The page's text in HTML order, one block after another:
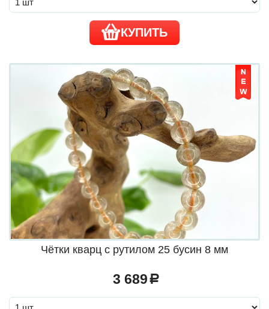
КУПИТЬ
Чётки кварц с рутилом 25 бусин 8 мм
3 689 a